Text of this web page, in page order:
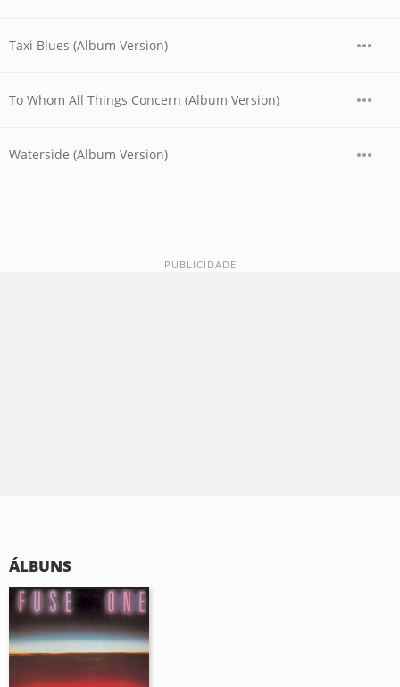
Taxi Blues (Album Version)
To Whom All Things Concern (Album Version)
Waterside (Album Version)
ÁLBUNS